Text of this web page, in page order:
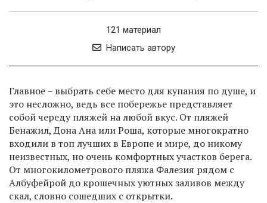
121 материал
Написать автору
Главное – выбрать себе место для купания по душе, и
это несложно, ведь все побережье представляет
собой череду пляжей на любой вкус. От пляжей
Бенажил, Дона Ана или Роша, которые многократно
входили в топ лучших в Европе и мире, до никому
неизвестных, но очень комфортных участков берега.
От многокилометрового пляжа Фалезия рядом с
Албуфейрой до крошечных уютных заливов между
скал, словно сошедших с открытки.